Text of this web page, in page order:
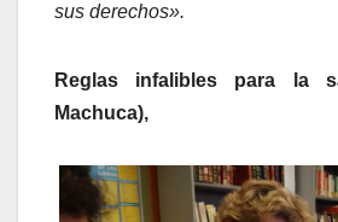
sus derechos».
Reglas infalibles para la
Machuca),